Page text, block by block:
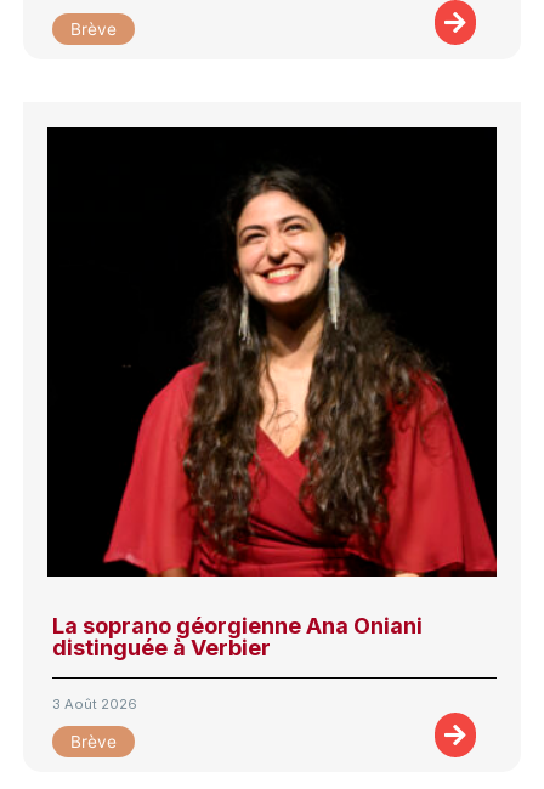
Brève
La soprano géorgienne Ana Oniani
distinguée à Verbier
3 Août 2026
Brève